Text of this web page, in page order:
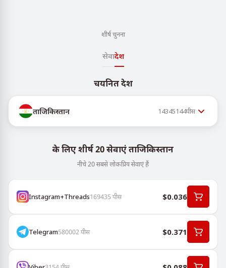
शीर्ष चुनना
सेवादेश
चयनित देश
ताजिकिस्तान 14345144पीस
के लिए शीर्ष 20 सेवाएं ताजिकिस्तान
नीचे 20 सबसे लोकप्रिय सेवाएं हैं
Instagram+Threads169435पीस $0.036
Telegram580002 पीस $0.371